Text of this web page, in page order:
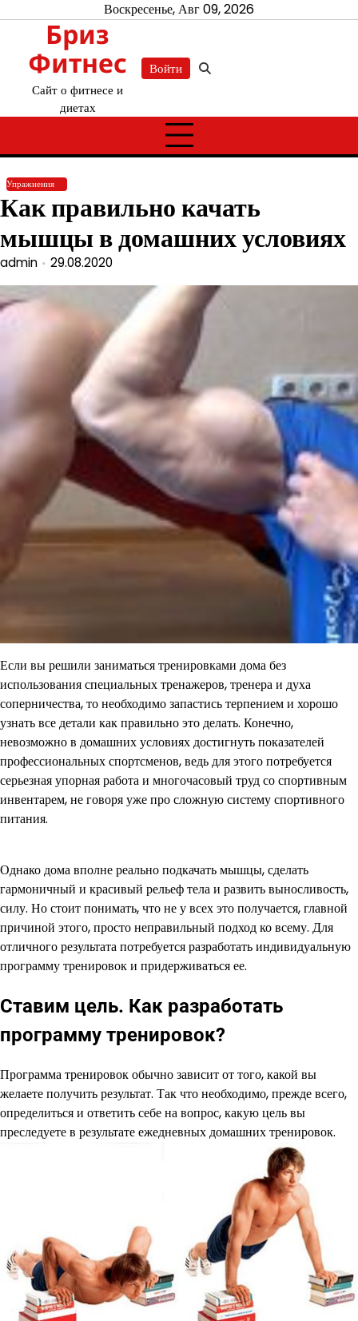
содержимому
Воскресенье, Авг 09, 2026
Бриз
Фитнес
Сайт о фитнесе и
диетах
Войти
Упражнения
Как правильно качать
мышцы в домашних условиях
admin 29.08.2020
Если вы решили заниматься тренировками дома без
использования специальных тренажеров, тренера и духа
соперничества, то необходимо запастись терпением и хорошо
узнать все детали как правильно это делать. Конечно,
невозможно в домашних условиях достигнуть показателей
профессиональных спортсменов, ведь для этого потребуется
серьезная упорная работа и многочасовый труд со спортивным
инвентарем, не говоря уже про сложную систему спортивного
питания.
Однако дома вполне реально подкачать мышцы, сделать
гармоничный и красивый рельеф тела и развить выносливость,
силу. Но стоит понимать, что не у всех это получается, главной
причиной этого, просто неправильный подход ко всему. Для
отличного результата потребуется разработать индивидуальную
программу тренировок и придерживаться ее.
Ставим цель. Как разработать
программу тренировок?
Программа тренировок обычно зависит от того, какой вы
желаете получить результат. Так что необходимо, прежде всего,
определиться и ответить себе на вопрос, какую цель вы
преследуете в результате ежедневных домашних тренировок.